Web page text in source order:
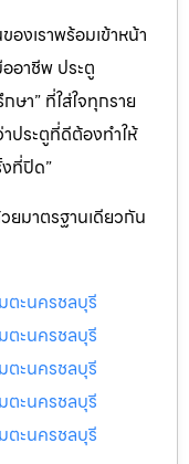
งเราพร้อมเข้าหน้า
อาชีพ ประตู
า” ที่ใส่ใจทุกราย
าประตูที่ดีต้องทำให้
ที่ปิด”
ยมาตรฐานเดียวกัน
ตะนครชลบุรี
ตะนครชลบุรี
ตะนครชลบุรี
ตะนครชลบุรี
ตะนครชลบุรี